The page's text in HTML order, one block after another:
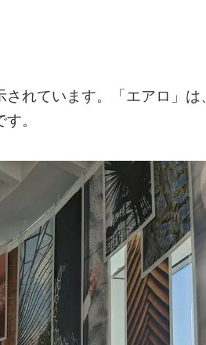
れています。「エアロ」は
。